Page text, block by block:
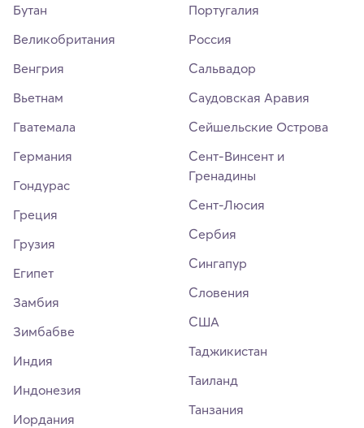
Бутан
Великобритания
Венгрия
Вьетнам
Гватемала
Германия
Гондурас
Греция
Грузия
Египет
Замбия
Зимбабве
Индия
Индонезия
Иордания
Португалия
Россия
Сальвадор
Саудовская Аравия
Сейшельские Острова
Сент-Винсент и
Гренадины
Сент-Люсия
Сербия
Сингапур
Словения
США
Таджикистан
Таиланд
Танзания